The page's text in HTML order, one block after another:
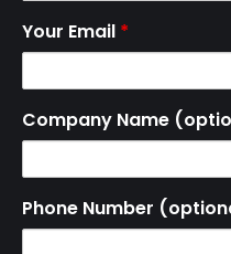
Your Email *
Company Name
Phone Number